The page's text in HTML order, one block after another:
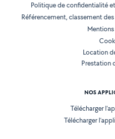
Politique de confidentialité
Référencement, classement
Location
Prestation
NOS
Télécharger
Télécharger